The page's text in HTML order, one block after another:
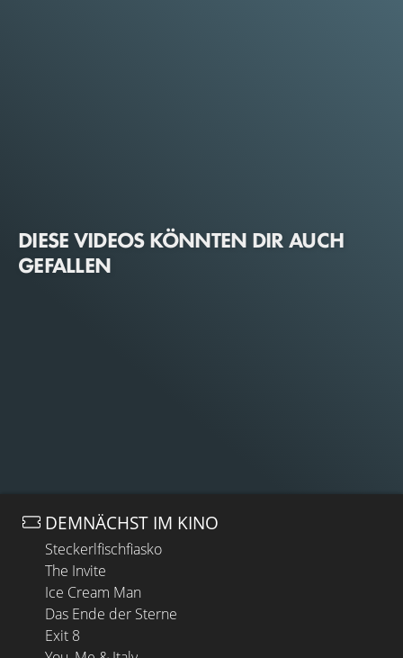
DIESE VIDEOS KÖNNTEN DIR AUCH
GEFALLEN
DEMNÄCHST IM KINO
Steckerlfischfiasko
The Invite
Ice Cream Man
Das Ende der Sterne
Exit 8